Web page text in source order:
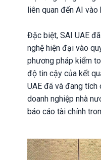
liên quan đến AI
Đặc biệt, SAI UAE
nghệ hiện đại vào
phương pháp kiểm
độ tin cậy của kết
UAE đã và đang
doanh nghiệp nhà
báo cáo tài chính